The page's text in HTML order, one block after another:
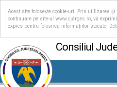
Acest site folosește cookie-uri. Prin utilizarea și
continuare pe site-ul www.cjarges.ro, vă
expres pentru folosirea informațiilor stocate.
Consiliul